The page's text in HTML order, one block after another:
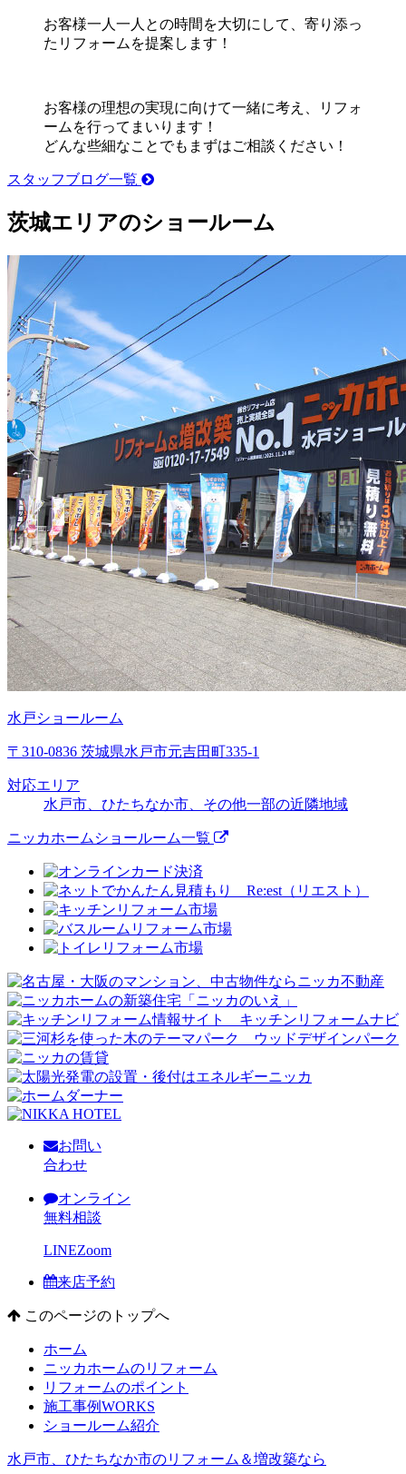
お客様一人一人との時間を大切にして、寄り添っ
たリフォームを提案します！
お客様の理想の実現に向けて一緒に考え、リフォ
ームを行ってまいります！
どんな些細なことでもまずはご相談ください！
スタッフブログ一覧
茨城エリアのショールーム
水戸ショールーム
〒310-0836 茨城県水戸市元吉田町335-1
対応エリア
水戸市、ひたちなか市、その他一部の近隣地域
ニッカホームショールーム一覧
お問い
合わせ
オンライン
無料相談
LINEZoom
来店予約
このページのトップへ
ホーム
ニッカホームのリフォーム
リフォームのポイント
施工事例WORKS
ショールーム紹介
水戸市、ひたちなか市のリフォーム＆増改築なら